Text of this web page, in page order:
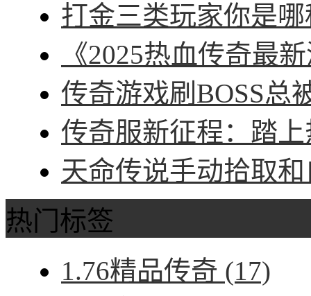
打金三类玩家你是
《2025热血传奇最
传奇游戏刷BOSS总
传奇服新征程：踏
天命传说手动拾取
热门标签
1.76精品传奇 (17)